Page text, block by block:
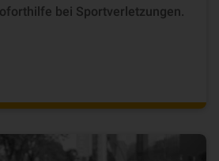
bei Sportverletzungen.